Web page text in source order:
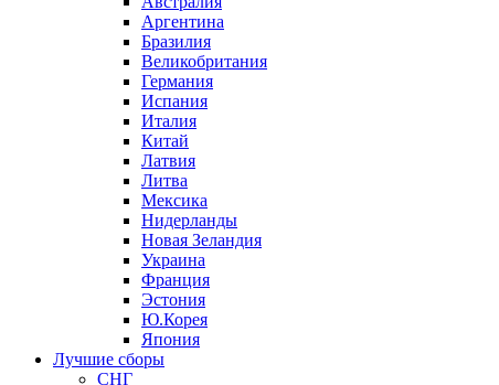
Аргентина
Бразилия
Великобритания
Германия
Испания
Италия
Китай
Латвия
Литва
Мексика
Нидерланды
Новая Зеландия
Украина
Франция
Эстония
Ю.Корея
Япония
Лучшие сборы
СНГ